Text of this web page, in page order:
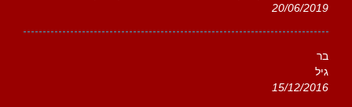
20/06/2019
בר
גיל
15/12/2016